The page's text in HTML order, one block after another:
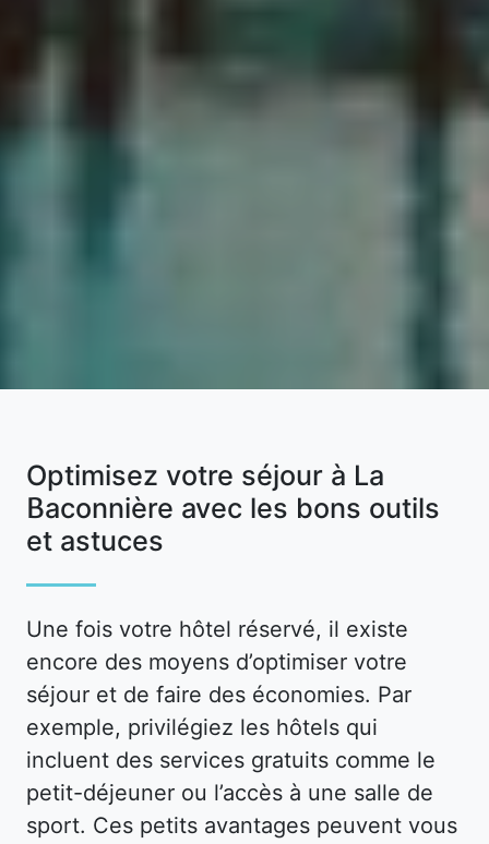
Optimisez votre séjour à La
Baconnière avec les bons outils
et astuces
Une fois votre hôtel réservé, il existe
encore des moyens d’optimiser votre
séjour et de faire des économies. Par
exemple, privilégiez les hôtels qui
incluent des services gratuits comme le
petit-déjeuner ou l’accès à une salle de
sport. Ces petits avantages peuvent vous